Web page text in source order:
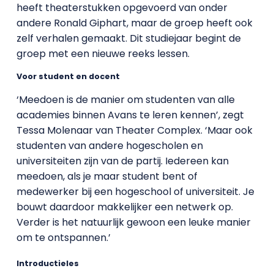
heeft theaterstukken opgevoerd van onder
andere Ronald Giphart, maar de groep heeft ook
zelf verhalen gemaakt. Dit studiejaar begint de
groep met een nieuwe reeks lessen.
Voor student en docent
‘Meedoen is de manier om studenten van alle
academies binnen Avans te leren kennen’, zegt
Tessa Molenaar van Theater Complex. ‘Maar ook
studenten van andere hogescholen en
universiteiten zijn van de partij. Iedereen kan
meedoen, als je maar student bent of
medewerker bij een hogeschool of universiteit. Je
bouwt daardoor makkelijker een netwerk op.
Verder is het natuurlijk gewoon een leuke manier
om te ontspannen.’
Introductieles